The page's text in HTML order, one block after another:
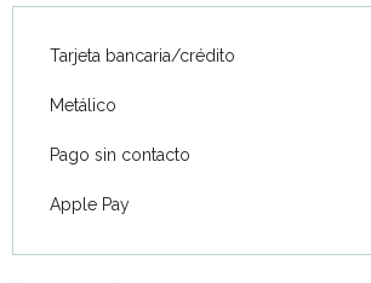
Tarjeta bancaria/crédito
Metálico
Pago sin contacto
Apple Pay